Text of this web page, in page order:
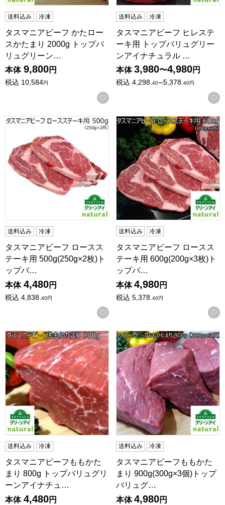
送料込み 冷凍
タスマニアビーフ かたロー
スかたまり 2000g トップバ
リュグリーン…
本体 9,800円
税込 10,584円
お気に入りに登録する
送料込み 冷凍
タスマニアビーフ ヒレステ
ーキ用 トップバリュグリー
ンアイナチュラル …
本体 3,980〜4,980円
税込 4,298.40〜5,378.40円
タスマニアビーフ ロースステーキ用 500g(250g×2枚)トッ
送料込み 冷凍
タスマニアビーフ ロースス
テーキ用 500g(250g×2枚)ト
ップバ…
本体 4,480円
税込 4,838.40円
お気に入りに登録する
タスマニアビーフ ロースス
送料込み 冷凍
タスマニアビーフ ロースス
テーキ用 600g(200g×3枚)ト
ップバ…
本体 4,980円
税込 5,378. 40円
タスマニアビーフももかたまり 800g トップバリュグリーン
送料込み 冷凍
タスマニアビーフももかた
まり 800g トップバリュグリ
ーンアイナチュ…
本体 4,480円
タスマニアビーフももかたま
送料込み 冷凍
タスマニアビーフももかた
まり 900g(300g×3個)トップ
バリュグ…
本体 4,980円